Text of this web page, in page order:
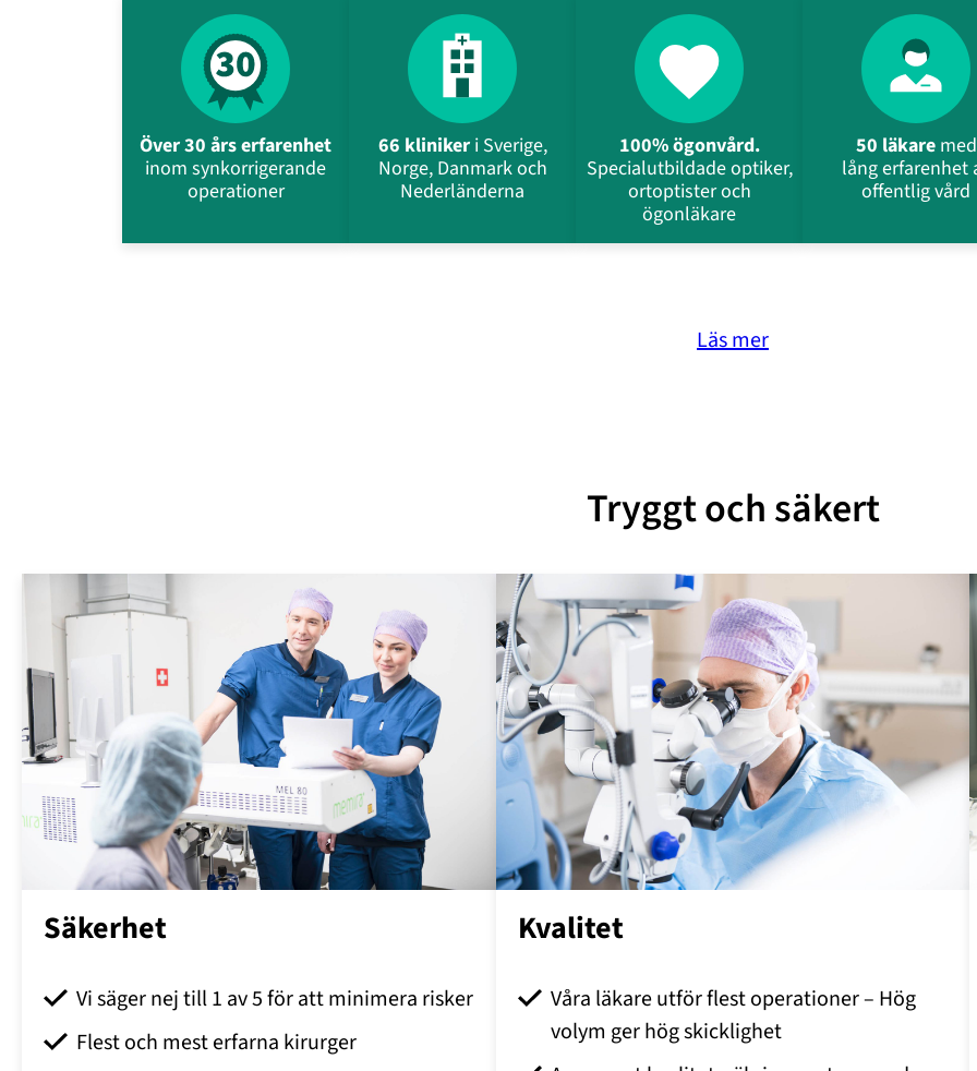
Över 30 års erfarenhet
inom synkorrigerande
operationer
66 klinikeri Sverige,
Norge, Danmark och
Nederländerna
100% ögonvård.
Specialutbildade optiker,
ortoptister och
ögonläkare
50 läkaremed
lång erfarenhet
offentlig vård
Läs mer
Tryggt och säkert
Säkerhet
Vi säger nej till 1 av 5 för att minimera risker
Flest och mest erfarna kirurger
Kvalitet
Våra läkare utför flest operationer – Hög
volym ger hög skicklighet